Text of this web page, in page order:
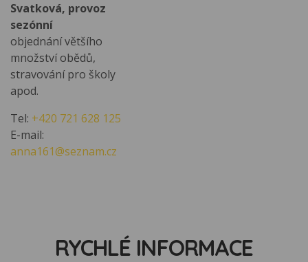
Svatková, provoz
sezónní
objednání většího
množství obědů,
stravování pro školy
apod.
Tel: +420 721 628 125
E-mail:
anna161@seznam.cz
RYCHLÉ INFORMACE